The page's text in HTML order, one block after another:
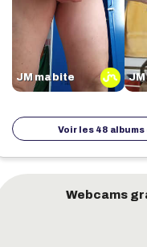
JM ma bite JM
Voir les 48 albums
Webcams